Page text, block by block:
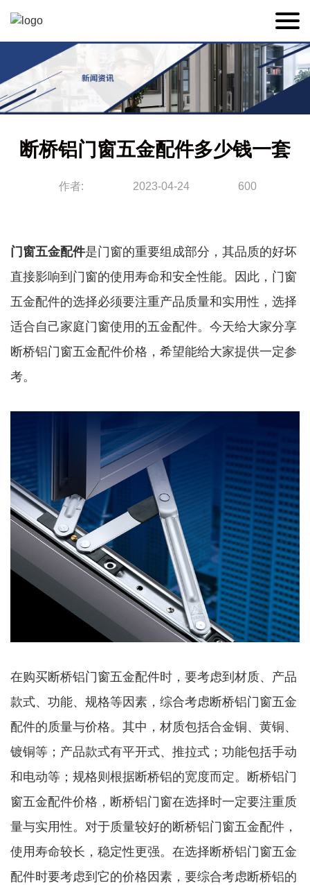
断桥铝门窗五金配件多少钱一套
作者: 2023-04-24 600
门窗五金配件是门窗的重要组成部分，其品质的好坏
直接影响到门窗的使用寿命和安全性能。因此，门窗
五金配件的选择必须要注重产品质量和实用性，选择
适合自己家庭门窗使用的五金配件。今天给大家分享
断桥铝门窗五金配件价格，希望能给大家提供一定参
考。
在购买断桥铝门窗五金配件时，要考虑到材质、产品
款式、功能、规格等因素，综合考虑断桥铝门窗五金
配件的质量与价格。其中，材质包括合金铜、黄铜、
镀铜等；产品款式有平开式、推拉式；功能包括手动
和电动等；规格则根据断桥铝的宽度而定。断桥铝门
窗五金配件价格，断桥铝门窗在选择时一定要注重质
量与实用性。对于质量较好的断桥铝门窗五金配件，
使用寿命较长，稳定性更强。在选择断桥铝门窗五金
配件时要考虑到它的价格因素，要综合考虑断桥铝的